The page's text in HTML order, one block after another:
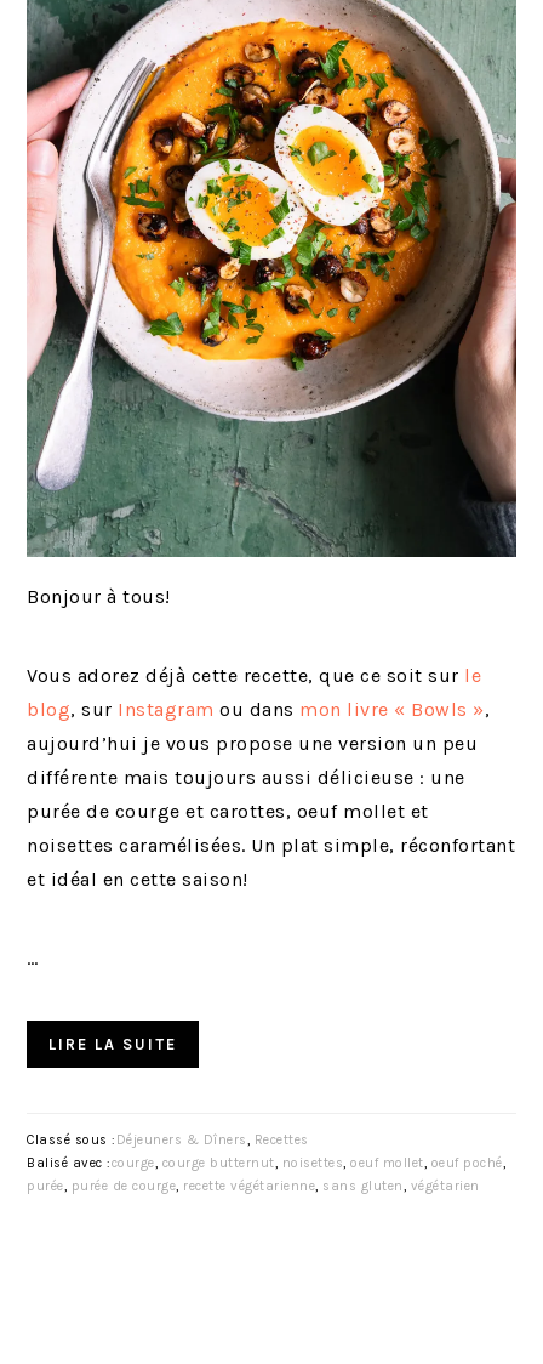
Bonjour à tous!
Vous adorez déjà cette recette, que ce soit sur le
blog, sur Instagram ou dans mon livre « Bowls »,
aujourd’hui je vous propose une version un peu
différente mais toujours aussi délicieuse : une
purée de courge et carottes, oeuf mollet et
noisettes caramélisées. Un plat simple, réconfortant
et idéal en cette saison!
…
LIRE LA SUITE
Classé sous : Déjeuners & Dîners, Recettes
Balisé avec :courge, courge butternut, noisettes,oeuf mollet, oeuf poché,
purée, purée de courge, recette végétarienne, sans gluten, végétarien